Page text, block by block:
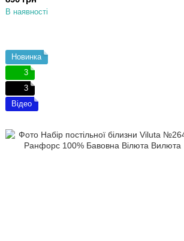
В наявності
Новинка
3
3
Відео